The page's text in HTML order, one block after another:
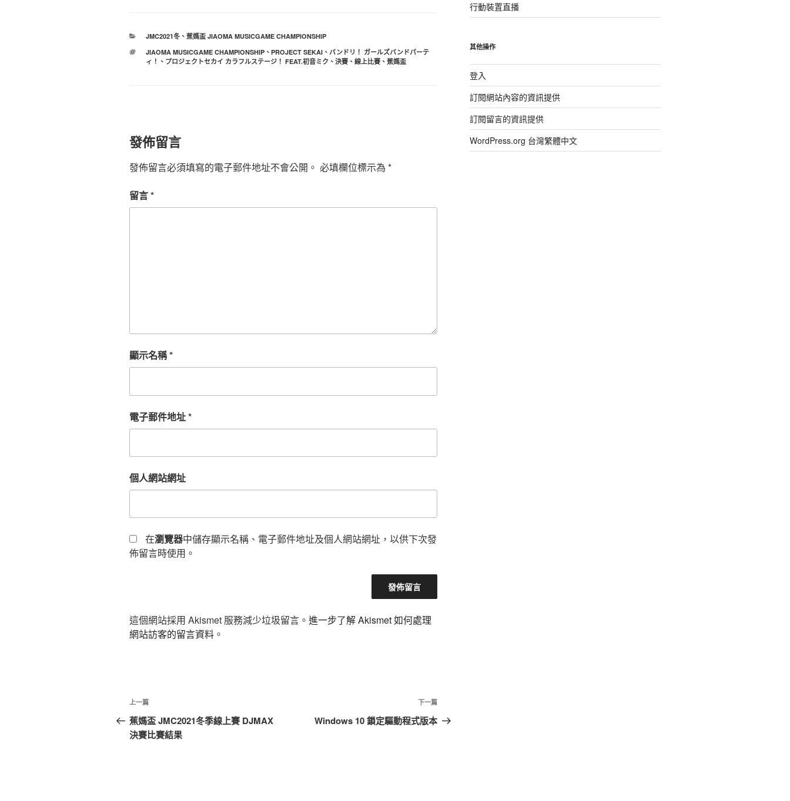
分
JMC2021冬、 蕉媽盃 JIAOMA MUSICGAME CHAMPIONSHIP
標
籤
JIAOMA MUSICGAME CHAMPIONSHIP、 PROJECT SEKAI、 バンドリ！ ガールズバンドパーテ
ィ！ 、 プロジェクトセカイ カラフルステージ！ FEAT.初音ミク 、 決賽、 線上比賽、 蕉媽盃
發佈留言
發佈留言必須填寫的電子郵件地址不會公開。 必填欄位標示為 *
留言*
顯示名稱*
電子郵件地址*
個人網站網址
在瀏覽器中儲存顯示名稱、電子郵件地址及個人網站網址，以供下次發
佈留言時使用。
這個網站採用 Akismet 服務減少垃圾留言。 進一步了解 Akismet 如何處理
網站訪客的留言資料 。
文
章
導
上
一
篇
上一篇
蕉媽盃 JMC2021冬季線上賽 DJMAX
決賽比賽結果
下
一
下一篇
Windows 10 鎖定驅動程式版本
行動裝置直播
其他操作
登入
訂閱網站內容的資訊提供
訂閱留言的資訊提供
WordPress.org 台灣繁體中文